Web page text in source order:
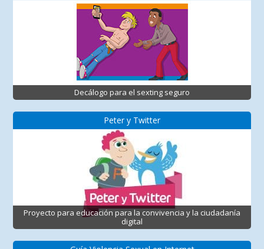
Decálogo para el sexting seguro
Peter y Twitter
Proyecto para educación para la convivencia y la ciudadanía
digital